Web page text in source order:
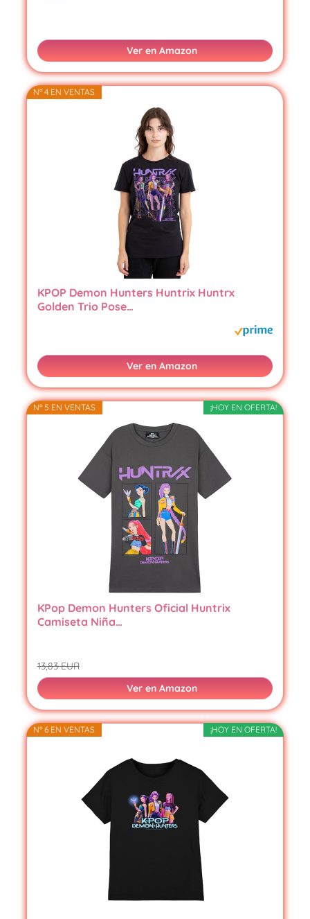
👗 👔 🧥 👕
Ver en Amazon
Nº 4 EN VENTAS
KPOP Demon Hunters Huntrix Huntrx
Golden Trio Pose…
Ver en Amazon
¡HOY EN OFERTA!
Nº 5 EN VENTAS
KPop Demon Hunters Oficial Huntrix
Camiseta Niña…
13,83 EUR
Ver en Amazon
¡HOY EN OFERTA!
Nº 6 EN VENTAS